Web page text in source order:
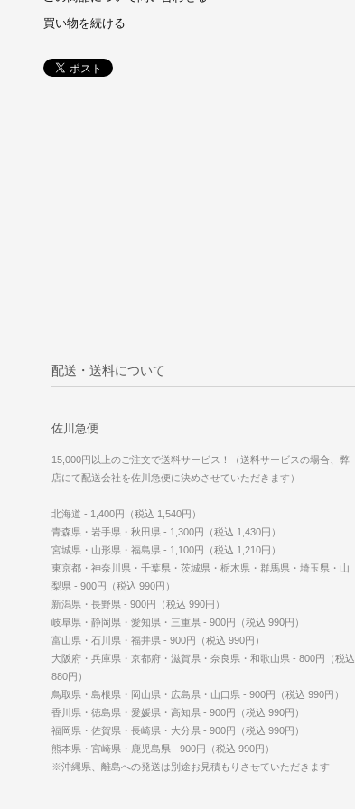
買い物を続ける
配送・送料について
佐川急便
15,000円以上のご注文で送料サービス！（送料サービスの場合、弊
店にて配送会社を佐川急便に決めさせていただきます）
北海道 - 1,400円（税込 1,540円）
青森県・岩手県・秋田県 - 1,300円（税込 1,430円）
宮城県・山形県・福島県 - 1,100円（税込 1,210円）
東京都・神奈川県・千葉県・茨城県・栃木県・群馬県・埼玉県・山
梨県 - 900円（税込 990円）
新潟県・長野県 - 900円（税込 990円）
岐阜県・静岡県・愛知県・三重県 - 900円（税込 990円）
富山県・石川県・福井県 - 900円（税込 990円）
大阪府・兵庫県・京都府・滋賀県・奈良県・和歌山県 - 800円（税込
880円）
鳥取県・島根県・岡山県・広島県・山口県 - 900円（税込 990円）
香川県・徳島県・愛媛県・高知県 - 900円（税込 990円）
福岡県・佐賀県・長崎県・大分県 - 900円（税込 990円）
熊本県・宮崎県・鹿児島県 - 900円（税込 990円）
※沖縄県、離島への発送は別途お見積もりさせていただきます